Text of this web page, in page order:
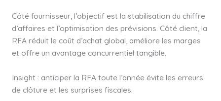
Côté fournisseur, l’objectif est la stabilisation du chiffre
d’affaires et l’optimisation des prévisions. Côté client, la
RFA réduit le coût d’achat global, améliore les marges
et offre un avantage concurrentiel tangible.
Insight : anticiper la RFA toute l’année évite les erreurs
de clôture et les surprises fiscales.